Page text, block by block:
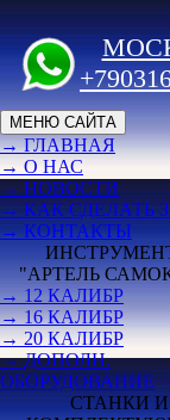
МЕНЮ САЙТА
→ ГЛАВНАЯ
→ О НАС
→ НОВОСТИ
→ КАК СДЕЛАТЬ
→ КОНТАКТЫ
"АРТЕЛЬ
→ 12 КАЛИБР
→ 16 КАЛИБР
→ 20 КАЛИБР
→ ДОПОЛН.
ОБОРУДОВАНИЕ
СТАНКИ И